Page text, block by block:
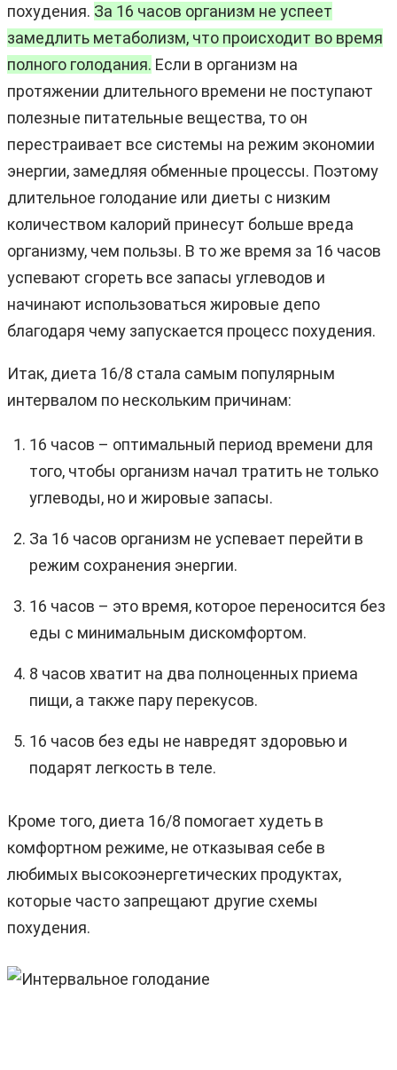
похудения. За 16 часов организм не успеет
замедлить метаболизм, что происходит во время
полного голодания. Если в организм на
протяжении длительного времени не поступают
полезные питательные вещества, то он
перестраивает все системы на режим экономии
энергии, замедляя обменные процессы. Поэтому
длительное голодание или диеты с низким
количеством калорий принесут больше вреда
организму, чем пользы. В то же время за 16 часов
успевают сгореть все запасы углеводов и
начинают использоваться жировые депо
благодаря чему запускается процесс похудения.
Итак, диета 16/8 стала самым популярным
интервалом по нескольким причинам:
16 часов – оптимальный период времени для
того, чтобы организм начал тратить не только
углеводы, но и жировые запасы.
За 16 часов организм не успевает перейти в
режим сохранения энергии.
16 часов – это время, которое переносится без
еды с минимальным дискомфортом.
8 часов хватит на два полноценных приема
пищи, а также пару перекусов.
16 часов без еды не навредят здоровью и
подарят легкость в теле.
Кроме того, диета 16/8 помогает худеть в
комфортном режиме, не отказывая себе в
любимых высокоэнергетических продуктах,
которые часто запрещают другие схемы
похудения.